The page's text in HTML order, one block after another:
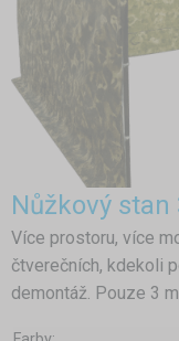
Nůžkový stan
Více prostoru, více
čtverečních, kdekoli
demontáž. Pouze 3